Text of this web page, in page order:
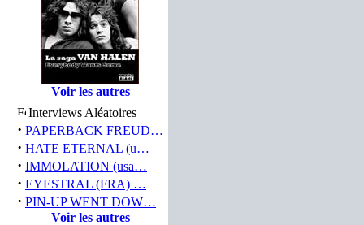
Voir les autres
Interviews Aléatoires
· PAPERBACK FREUD…
· HATE ETERNAL (u…
· IMMOLATION (usa…
· EYESTRAL (FRA) …
· PIN-UP WENT DOW…
Voir les autres